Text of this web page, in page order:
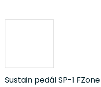
Sustain pedál SP-1